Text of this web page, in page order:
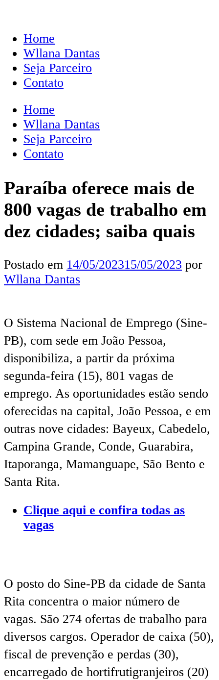
Home
Wllana Dantas
Seja Parceiro
Contato
Home
Wllana Dantas
Seja Parceiro
Contato
Paraíba oferece mais de
800 vagas de trabalho em
dez cidades; saiba quais
Postado em 14/05/202315/05/2023 por
Wllana Dantas
O Sistema Nacional de Emprego (Sine-
PB), com sede em João Pessoa,
disponibiliza, a partir da próxima
segunda-feira (15), 801 vagas de
emprego. As oportunidades estão sendo
oferecidas na capital, João Pessoa, e em
outras nove cidades: Bayeux, Cabedelo,
Campina Grande, Conde, Guarabira,
Itaporanga, Mamanguape, São Bento e
Santa Rita.
Clique aqui e confira todas as
vagas
O posto do Sine-PB da cidade de Santa
Rita concentra o maior número de
vagas. São 274 ofertas de trabalho para
diversos cargos. Operador de caixa (50),
fiscal de prevenção e perdas (30),
encarregado de hortifrutigranjeiros (20)